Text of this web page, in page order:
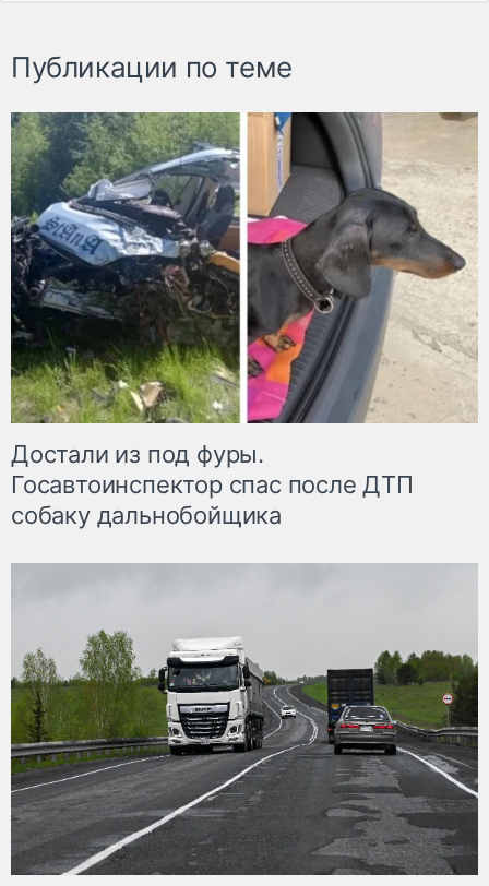
Публикации по теме
Достали из под фуры.
Госавтоинспектор спас после ДТП
собаку дальнобойщика